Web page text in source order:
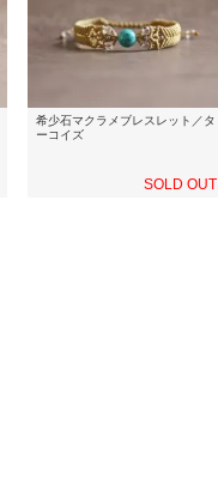
希少石マクラメブレスレット／タ
ーコイズ
SOLD OUT